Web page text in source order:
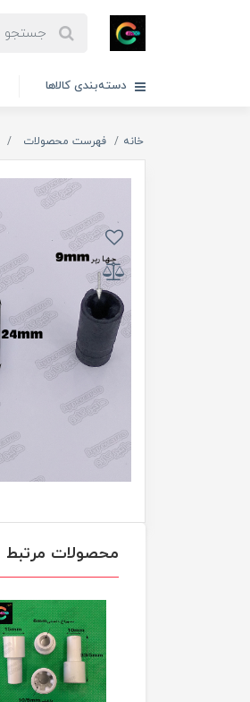
دسته‌بندی کالاها
خانه فهرست محصولات
محصولات مرتبط